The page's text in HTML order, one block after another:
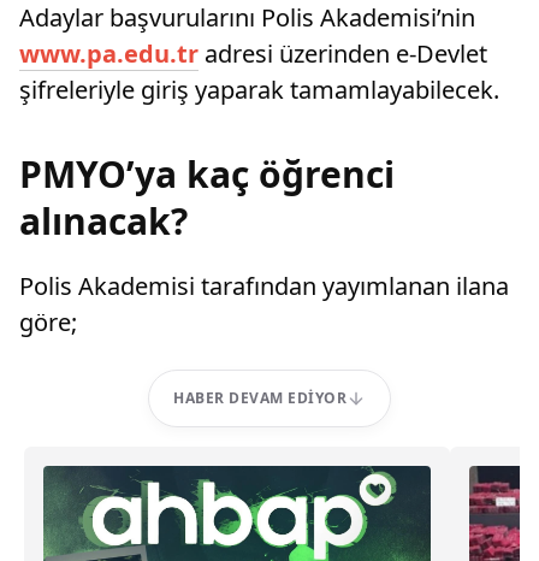
Adaylar başvurularını Polis Akademisi’nin
www.pa.edu.tr adresi üzerinden e-Devlet
şifreleriyle giriş yaparak tamamlayabilecek.
PMYO’ya kaç öğrenci
alınacak?
Polis Akademisi tarafından yayımlanan ilana
göre;
HABER DEVAM EDIYOR